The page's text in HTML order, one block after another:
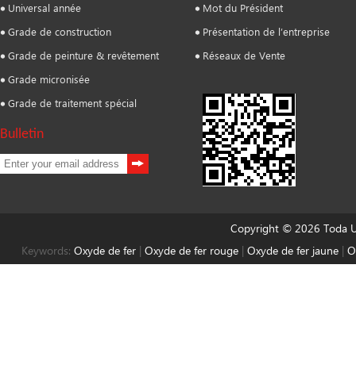
Universal année
Grade de construction
Grade de peinture & revêtement
Grade micronisée
Grade de traitement spécial
Bulletin
Mot du Président
Présentation de l’entreprise
Réseaux de Vente
Copyright © 2026 Toda
Keywords:Oxyde de fer |Oxyde de fer rouge |Oxyde de fer jaune |